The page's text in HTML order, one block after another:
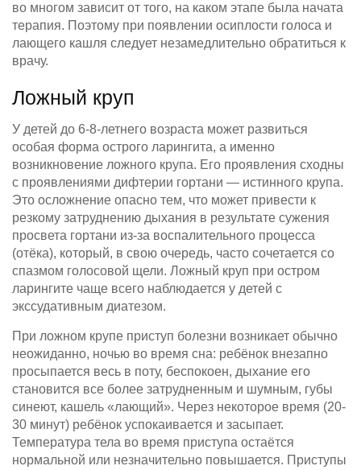
во многом зависит от того, на каком этапе была начата
терапия. Поэтому при появлении осиплости голоса и
лающего кашля следует незамедлительно обратиться к
врачу.
Ложный круп
У детей до 6-8-летнего возраста может развиться
особая форма острого ларингита, а именно
возникновение ложного крупа. Его проявления сходны
с проявлениями дифтерии гортани — истинного крупа.
Это осложнение опасно тем, что может привести к
резкому затруднению дыхания в результате сужения
просвета гортани из-за воспалительного процесса
(отёка), который, в свою очередь, часто сочетается со
спазмом голосовой щели. Ложный круп при остром
ларингите чаще всего наблюдается у детей с
экссудативным диатезом.
При ложном крупе приступ болезни возникает обычно
неожиданно, ночью во время сна: ребёнок внезапно
просыпается весь в поту, беспокоен, дыхание его
становится все более затрудненным и шумным, губы
синеют, кашель «лающий». Через некоторое время (20-
30 минут) ребёнок успокаивается и засыпает.
Температура тела во время приступа остаётся
нормальной или незначительно повышается. Приступы